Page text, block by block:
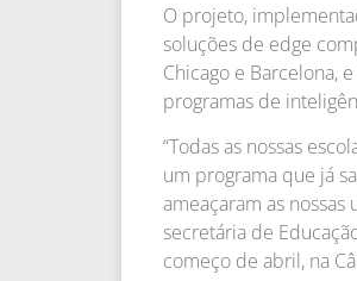
O projeto,
soluções de edge
Chicago e Barcelona,
programas de
“Todas as nossas
um programa que já
ameaçaram as nossas
secretária de
começo de abril, na